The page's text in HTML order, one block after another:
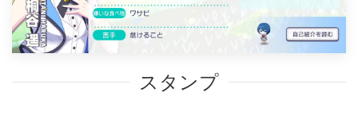
スタンプ